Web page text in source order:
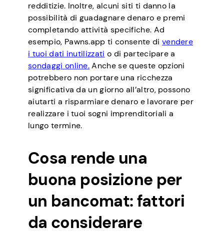
redditizie. Inoltre, alcuni siti ti danno la
possibilità di guadagnare denaro e premi
completando attività specifiche. Ad
esempio, Pawns.app ti consente di vendere
i tuoi dati inutilizzati o di partecipare a
sondaggi online.Anche se queste opzioni
potrebbero non portare una ricchezza
significativa da un giorno all’altro, possono
aiutarti a risparmiare denaro e lavorare per
realizzare i tuoi sogni imprenditoriali a
lungo termine.
Cosa rende una
buona posizione per
un bancomat: fattori
da considerare